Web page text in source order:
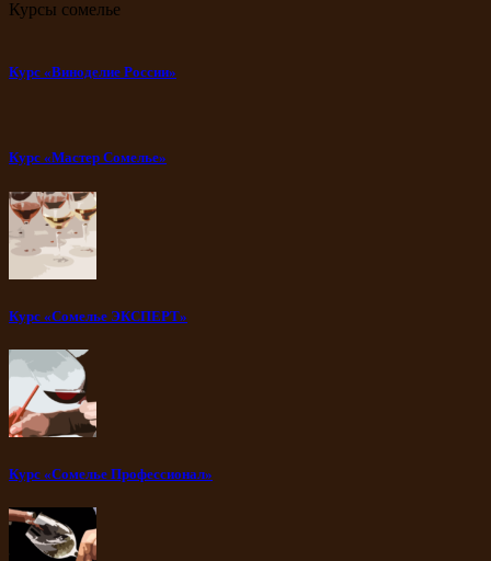
Курсы сомелье
Курс «Виноделие России»
Курс «Мастер Сомелье»
Курс «Сомелье ЭКСПЕРТ»
Курс «Сомелье Профессионал»